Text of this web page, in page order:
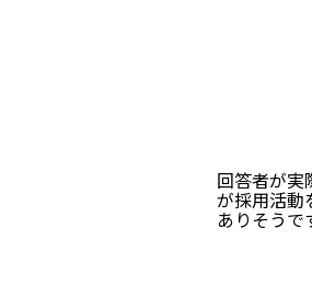
回答者が実
が採用活動
ありそうで